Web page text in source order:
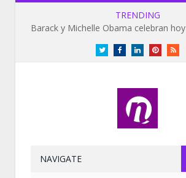
TRENDING
TwitterFacebookLinkedInPinterestRSS
NAVIGATE